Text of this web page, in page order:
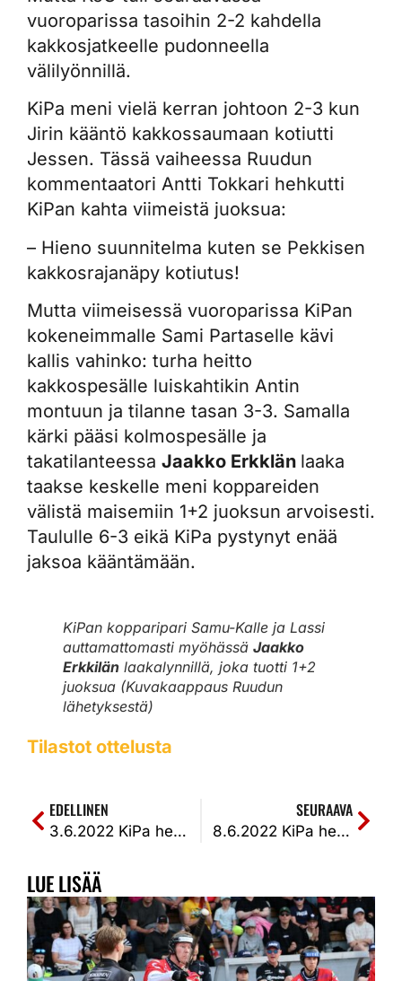
vuoroparissa tasoihin 2-2 kahdella
kakkosjatkeelle pudonneella
välilyönnillä.
KiPa meni vielä kerran johtoon 2-3 kun
Jirin kääntö kakkossaumaan kotiutti
Jessen. Tässä vaiheessa Ruudun
kommentaatori Antti Tokkari hehkutti
KiPan kahta viimeistä juoksua:
– Hieno suunnitelma kuten se Pekkisen
kakkosrajanäpy kotiutus!
Mutta viimeisessä vuoroparissa KiPan
kokeneimmalle Sami Partaselle kävi
kallis vahinko: turha heitto
kakkospesälle luiskahtikin Antin
montuun ja tilanne tasan 3-3. Samalla
kärki pääsi kolmospesälle ja
takatilanteessa Jaakko Erkklän laaka
taakse keskelle meni koppareiden
välistä maisemiin 1+2 juoksun arvoisesti.
Taululle 6-3 eikä KiPa pystynyt enää
jaksoa kääntämään.
KiPan kopparipari Samu-Kalle ja Lassi
auttamattomasti myöhässä Jaakko
Erkkilän laakalynnillä, joka tuotti 1+2
juoksua (Kuvakaappaus Ruudun
lähetyksestä)
Tilastot ottelusta
EDELLINEN
3.6.2022 KiPa heräsi liian myöhään ja ulkopelivirheen myötä pisteet Kempeleelle. KiPa-KeKi 0-2 (0-1, 5-6)
SEURAAVA
8.6.2022 KiPa heitti taas ainoankin pisteensä KaMalle. KaMa-KiPa 1-0 (2-2, 5-1)
LUE LISÄÄ